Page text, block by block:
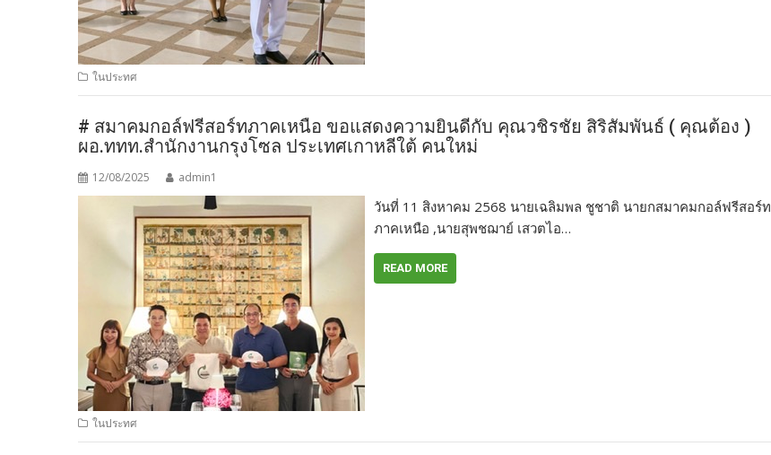
ในประทศ
# สมาคมกอล์ฟรีสอร์ทภาคเหนือ ขอแสดงความยินดีกับ คุณวชิรชัย สิริสัมพันธ์ ( คุณต้อง )
ผอ.ททท.สำนักงานกรุงโซล ประเทศเกาหลีใต้ คนใหม่
12/08/2025 admin1
วันที่ 11 สิงหาคม 2568 นายเฉลิมพล ชูชาติ นายกสมาคมกอล์ฟรีสอร์ท
ภาคเหนือ ,นายสุพชฌาย์ เสวตไอ…
READ MORE
ในประทศ